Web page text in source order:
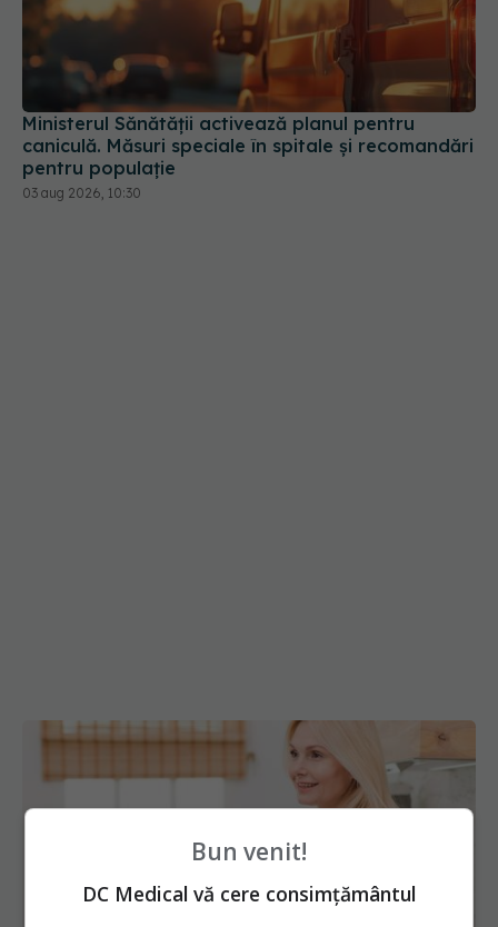
Ministerul Sănătății activează planul pentru
caniculă. Măsuri speciale în spitale și recomandări
pentru populație
03 aug 2026, 10:30
Bun venit!
DC Medical vă cere consimțământul